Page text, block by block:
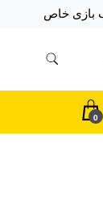
بازی خاص
0